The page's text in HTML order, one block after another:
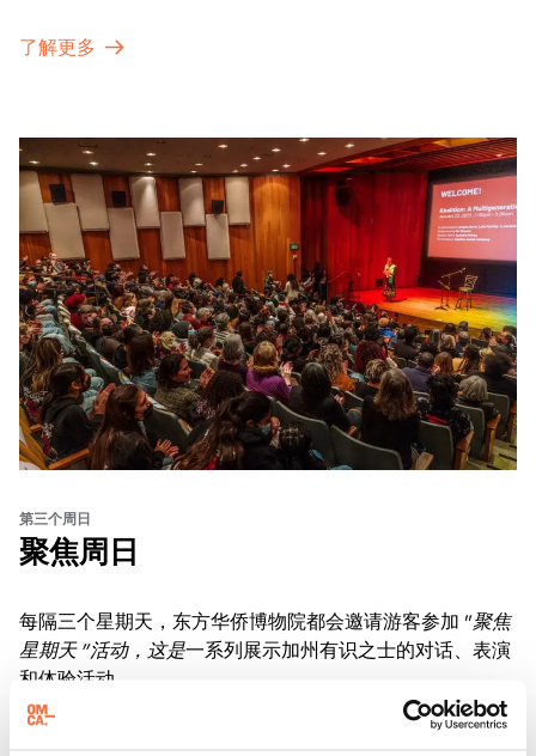
了解更多
第三个周日
聚焦周日
每隔三个星期天，东方华侨博物院都会邀请游客参加 "聚焦
星期天 "活动，这是一系列展示加州有识之士的对话、表演
和体验活动。
了解更多